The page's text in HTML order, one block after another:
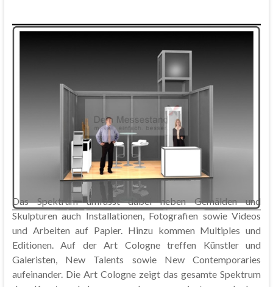
Das Spektrum umfasst dabei neben Gemälden und
Skulpturen auch Installationen, Fotografien sowie Videos
und Arbeiten auf Papier. Hinzu kommen Multiples und
Editionen. Auf der Art Cologne treffen Künstler und
Galeristen, New Talents sowie New Contemporaries
aufeinander. Die Art Cologne zeigt das gesamte Spektrum